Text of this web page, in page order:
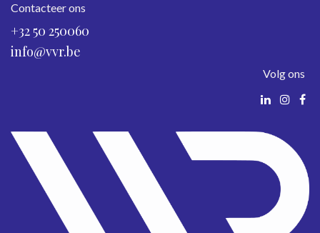
Contacteer ons
+32 50 250060
info@vvr.be
Volg ons